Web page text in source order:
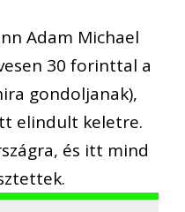
Adam Michael
30 forinttal a
gondoljanak),
elindult keletre.
és itt mind